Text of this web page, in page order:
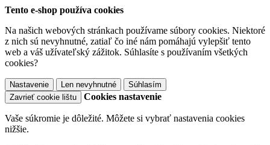
Tento e-shop používa cookies
Na našich webových stránkach používame súbory cookies. Niektoré
z nich sú nevyhnutné, zatiaľ čo iné nám pomáhajú vylepšiť tento
web a váš užívateľský zážitok. Súhlasíte s používaním všetkých
cookies?
Nastavenie Len nevyhnutné
Súhlasím
Zavrieť cookie lištu
Cookies nastavenie
Vaše súkromie je dôležité. Môžete si vybrať nastavenia cookies
nižšie.